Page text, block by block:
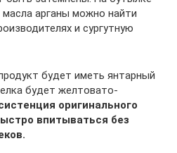
арганы можно найти
и сургутную
будет иметь янтарный
будет желтовато-
оригинального
впитываться без